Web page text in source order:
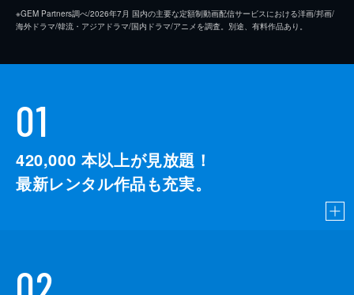
※GEM Partners調べ/2026年7⽉ 国内の主要な定額制動画配信サービスにおける洋画/邦画/
海外ドラマ/韓流・アジアドラマ/国内ドラマ/アニメを調査。別途、有料作品あり。
01
420,000 本以上が見放題！
最新レンタル作品も充実。